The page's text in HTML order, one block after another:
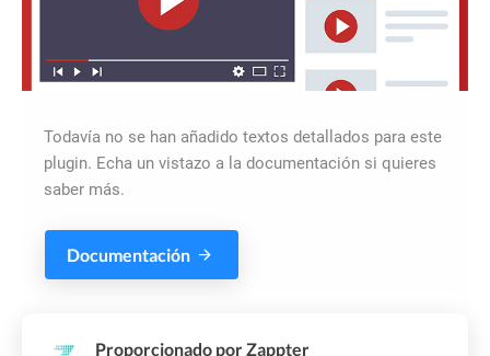
Todavía no se han añadido textos detallados para este
plugin. Echa un vistazo a la documentación si quieres
saber más.
Documentación
Proporcionado por Zappter